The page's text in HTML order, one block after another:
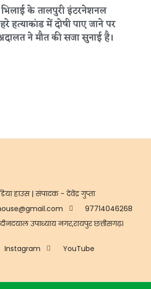
के तालपुरी इंटरनेशनल
हत्याकांड में दोषी पाए जाने पर
ने मौत की सजा सुनाई है।
हाउस | संपादक - देवेंद्र गुप्ता
97714046268
उपाध्याय नगर,रायपुर छत्तीसगढ़।
Instagram
YouTube